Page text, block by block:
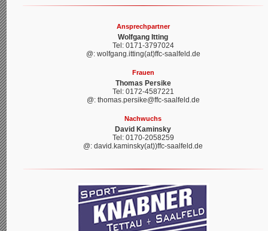
Ansprechpartner
Wolfgang Itting
Tel: 0171-3797024
@: wolfgang.itting(at)ffc-saalfeld.de
Frauen
Thomas Persike
Tel: 0172-4587221
@: thomas.persike@ffc-saalfeld.de
Nachwuchs
David Kaminsky
Tel: 0170-2058259
@: david.kaminsky(at))ffc-saalfeld.de